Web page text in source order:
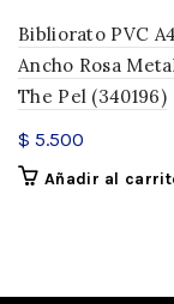
Bibliorato PVC
Ancho Rosa
The Pel (340196)
$ 5.500
Añadir al